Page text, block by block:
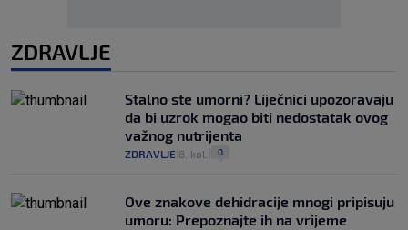
ZDRAVLJE
Stalno ste umorni? Liječnici upozoravaju
da bi uzrok mogao biti nedostatak ovog
važnog nutrijenta
ZDRAVLJE 8. kol. 0
Ove znakove dehidracije mnogi pripisuju
umoru: Prepoznajte ih na vrijeme